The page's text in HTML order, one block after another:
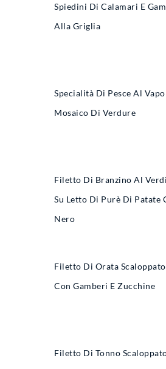
Spiedini Di Calamari E
Alla Griglia
Specialità Di Pesce Al
Mosaico Di Verdure
Filetto Di Branzino Al
Su Letto Di Purè Di Patate
Nero
Filetto Di Orata Scaloppato
Con Gamberi E Zucchine
Filetto Di Tonno